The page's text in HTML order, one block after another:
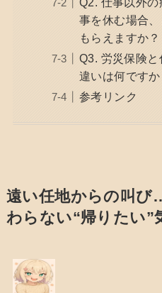
事を休む場合
もらえますか？
Q3. 労災保険
違いは何ですか
参考リンク
遠い任地からの叫び
わらない“帰りたい”